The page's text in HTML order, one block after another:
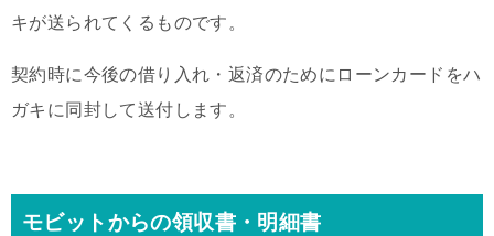
キが送られてくるものです。
契約時に今後の借り入れ・返済のためにローンカードをハ
ガキに同封して送付します。
モビットからの領収書・明細書